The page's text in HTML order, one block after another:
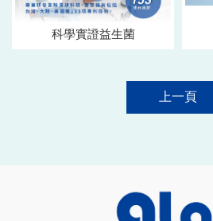
科學實證益生菌
上一頁